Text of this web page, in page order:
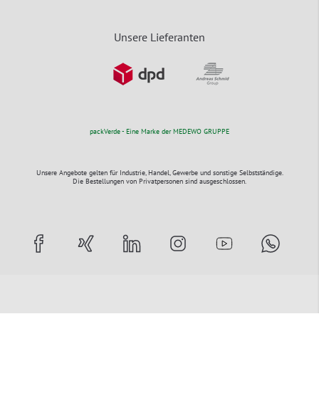
Unsere Lieferanten
packVerde - Eine Marke der MEDEWO GRUPPE
Unsere Angebote gelten für Industrie, Handel, Gewerbe und sonstige Selbstständige.
Die Bestellungen von Privatpersonen sind ausgeschlossen.